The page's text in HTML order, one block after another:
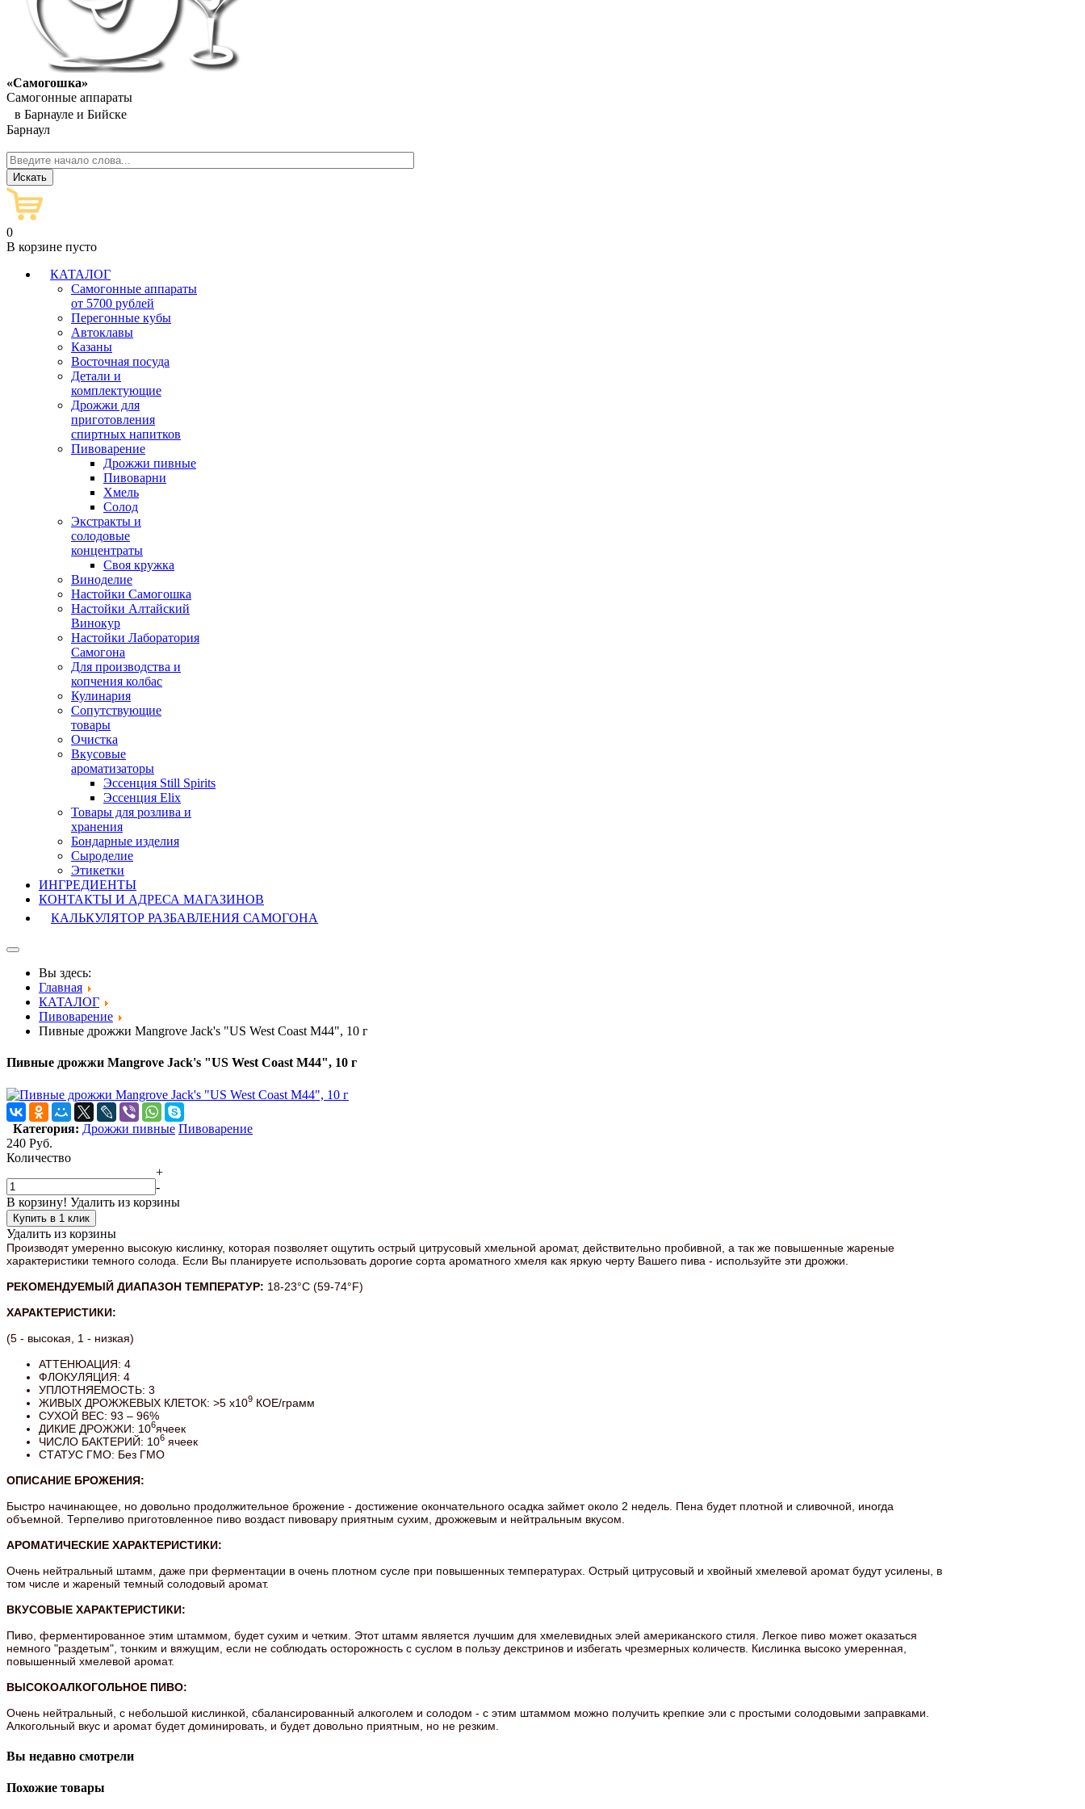
«Самогошка»
Самогонные аппараты
в Барнауле и Бийске
Барнаул
0
В корзине пусто
КАТАЛОГ
Самогонные аппараты
от 5700 рублей
Перегонные кубы
Автоклавы
Казаны
Восточная посуда
Детали и
комплектующие
Дрожжи для
приготовления
спиртных напитков
Пивоварение
Дрожжи пивные
Пивоварни
Хмель
Солод
Экстракты и
солодовые
концентраты
Своя кружка
Виноделие
Настойки Самогошка
Настойки Алтайский
Винокур
Настойки Лаборатория
Самогона
Для производства и
копчения колбас
Кулинария
Сопутствующие
товары
Очистка
Вкусовые
ароматизаторы
Эссенция Still Spirits
Эссенция Elix
Товары для розлива и
хранения
Бондарные изделия
Cыроделие
Этикетки
ИНГРЕДИЕНТЫ
КОНТАКТЫ И АДРЕСА МАГАЗИНОВ
КАЛЬКУЛЯТОР РАЗБАВЛЕНИЯ САМОГОНА
Вы здесь:
Главная
КАТАЛОГ
Пивоварение
Пивные дрожжи Mangrove Jack's "US West Coast M44", 10 г
Пивные дрожжи Mangrove Jack's "US West Coast M44", 10 г
Категория: Дрожжи пивные Пивоварение
240 Руб.
Количество
+
-
В корзину! Удалить из корзины
Купить в 1 клик
Удалить из корзины
Производят умеренно высокую кислинку, которая позволяет ощутить острый цитрусовый хмельной аромат, действительно пробивной, а так же повышенные жареные
характеристики темного солода. Если Вы планируете использовать дорогие сорта ароматного хмеля как яркую черту Вашего пива - используйте эти дрожжи.
РЕКОМЕНДУЕМЫЙ ДИАПАЗОН ТЕМПЕРАТУР: 18-23°C (59-74°F)
ХАРАКТЕРИСТИКИ:
(5 - высокая, 1 - низкая)
АТТЕНЮАЦИЯ: 4
ФЛОКУЛЯЦИЯ: 4
УПЛОТНЯЕМОСТЬ: 3
ЖИВЫХ ДРОЖЖЕВЫХ КЛЕТОК: >5 x109 КОЕ/грамм
СУХОЙ ВЕС: 93 – 96%
ДИКИЕ ДРОЖЖИ: 106ячеек
ЧИСЛО БАКТЕРИЙ: 106 ячеек
СТАТУС ГМО: Без ГМО
ОПИСАНИЕ БРОЖЕНИЯ:
Быстро начинающее, но довольно продолжительное брожение - достижение окончательного осадка займет около 2 недель. Пена будет плотной и сливочной, иногда
объемной. Терпеливо приготовленное пиво воздаст пивовару приятным сухим, дрожжевым и нейтральным вкусом.
АРОМАТИЧЕСКИЕ ХАРАКТЕРИСТИКИ:
Очень нейтральный штамм, даже при ферментации в очень плотном сусле при повышенных температурах. Острый цитрусовый и хвойный хмелевой аромат будут усилены, в
том числе и жареный темный солодовый аромат.
ВКУСОВЫЕ ХАРАКТЕРИСТИКИ:
Пиво, ферментированное этим штаммом, будет сухим и четким. Этот штамм является лучшим для хмелевидных элей американского стиля. Легкое пиво может оказаться
немного "раздетым", тонким и вяжущим, если не соблюдать осторожность с суслом в пользу декстринов и избегать чрезмерных количеств. Кислинка высоко умеренная,
повышенный хмелевой аромат.
ВЫСОКОАЛКОГОЛЬНОЕ ПИВО:
Очень нейтральный, с небольшой кислинкой, сбалансированный алкоголем и солодом - с этим штаммом можно получить крепкие эли с простыми солодовыми заправками.
Алкогольный вкус и аромат будет доминировать, и будет довольно приятным, но не резким.
Вы недавно смотрели
Похожие товары